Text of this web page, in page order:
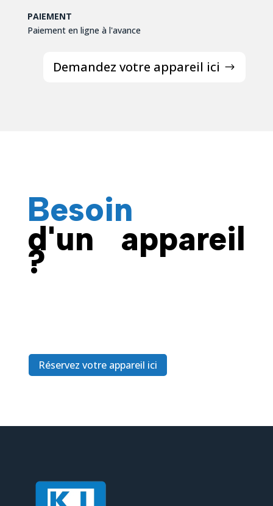
PAIEMENT
Paiement en ligne à l'avance
Demandez votre appareil ici
Besoin
d'un appareil
?
Réservez votre appareil ici